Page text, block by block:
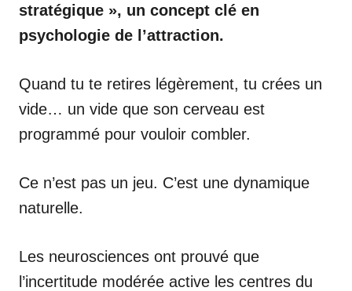
stratégique », un concept clé en
psychologie de l’attraction.
Quand tu te retires légèrement, tu crées un
vide… un vide que son cerveau est
programmé pour vouloir combler.
Ce n’est pas un jeu. C’est une dynamique
naturelle.
Les neurosciences ont prouvé que
l’incertitude modérée active les centres du